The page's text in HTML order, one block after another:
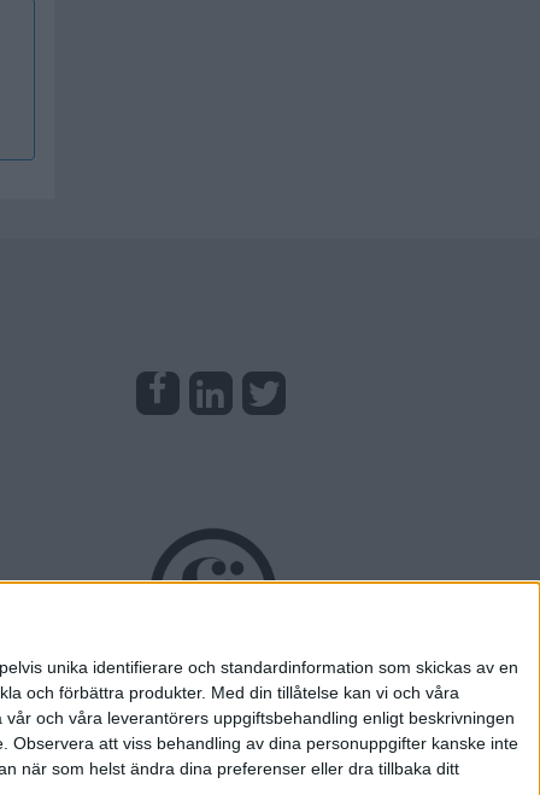
unika identifierare och standardinformation som skickas av en
och förbättra produkter. Med din tillåtelse kan vi och våra
och våra leverantörers uppgiftsbehandling enligt beskrivningen
Observera att viss behandling av dina personuppgifter kanske inte
när som helst ändra dina preferenser eller dra tillbaka ditt